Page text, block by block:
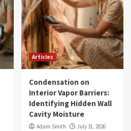
Articles
Condensation on
Interior Vapor Barriers:
Identifying Hidden Wall
Cavity Moisture
Adam.Smith
July 31, 2026